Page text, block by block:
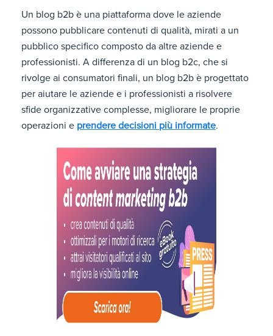
Un blog b2b è una piattaforma dove le aziende
possono pubblicare contenuti di qualità, mirati a un
pubblico specifico composto da altre aziende e
professionisti. A differenza di un blog b2c, che si
rivolge ai consumatori finali, un blog b2b è progettato
per aiutare le aziende e i professionisti a risolvere
sfide organizzative complesse, migliorare le proprie
operazioni e prendere decisioni più informate.